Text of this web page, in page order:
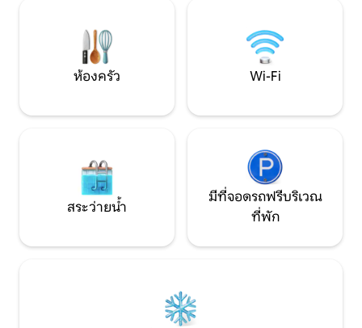
ห้องครัว Wi-Fi
สระว่ายน้ำ
มีที่จอดรถฟรีบริเวณ
ที่พัก